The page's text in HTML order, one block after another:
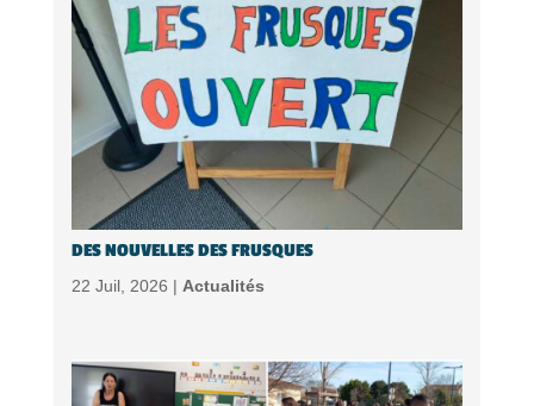
DES NOUVELLES DES FRUSQUES
22 Juil, 2026 | Actualités